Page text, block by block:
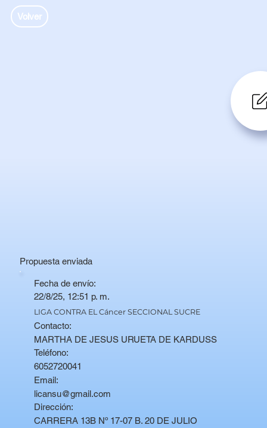
Volver
Propuesta enviada
Fecha de envío:
22/8/25, 12:51 p. m.
LIGA CONTRA EL Cáncer SECCIONAL SUCRE
Contacto:
MARTHA DE JESUS URUETA DE KARDUSS
Teléfono:
6052720041
Email:
licansu@gmail.com
Dirección:
CARRERA 13B Nº 17-07 B. 20 DE JULIO